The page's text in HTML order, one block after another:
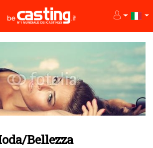
Bellezza